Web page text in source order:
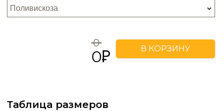
0
0 В КОРЗИНУ
Таблица размеров